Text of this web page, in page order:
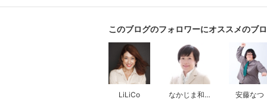
このブログのフォロワーにオススメのブ
LiLiCo なかじま和代 安藤なつ